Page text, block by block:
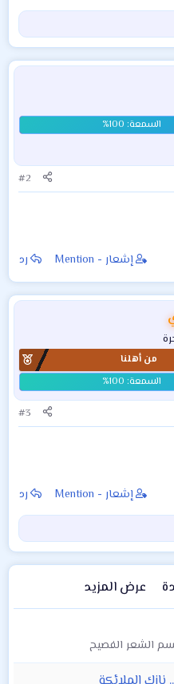
#2
إشعار - Mention رد
من أهلنا
#3
إشعار - Mention رد
عرض المزيد
الشعر الفصيح